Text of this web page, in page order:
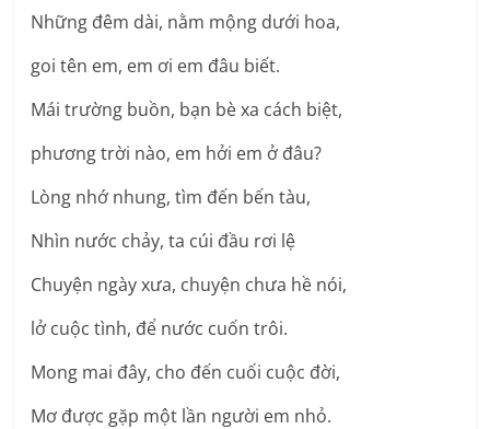
Những đêm dài, nằm mộng dưới hoa,
goi tên em, em ơi em đâu biết.
Mái trường buồn, bạn bè xa cách biệt,
phương trời nào, em hởi em ở đâu?
Lòng nhớ nhung, tìm đến bến tàu,
Nhìn nước chảy, ta cúi đầu rơi lệ
Chuyện ngày xưa, chuyện chưa hề nói,
lở cuộc tình, để nước cuốn trôi.
Mong mai đây, cho đến cuối cuộc đời,
Mơ được gặp một lần người em nhỏ.